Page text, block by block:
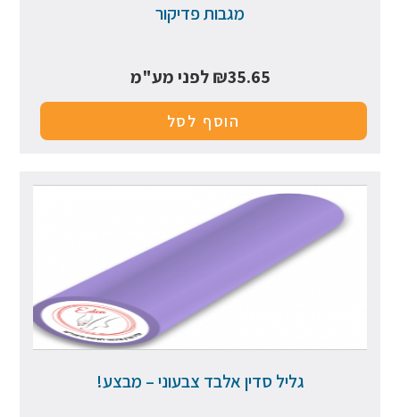
מגבות פדיקור
₪35.65 לפני מע"מ
הוסף לסל
גליל סדין אלבד צבעוני – מבצע!